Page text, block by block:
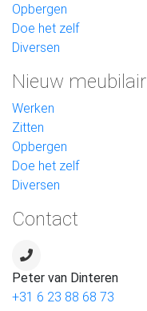
Opbergen
Doe het zelf
Diversen
Nieuw meubilair
Werken
Zitten
Opbergen
Doe het zelf
Diversen
Contact
Peter van Dinteren
+31 6 23 88 68 73